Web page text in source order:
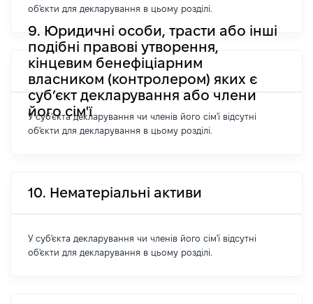
об'єкти для декларування в цьому розділі.
9. Юридичні особи, трасти або інші
подібні правові утворення,
кінцевим бенефіціарним
власником (контролером) яких є
суб’єкт декларування або члени
його сім'ї
У суб'єкта декларування чи членів його сім'ї відсутні
об'єкти для декларування в цьому розділі.
10. Нематеріальні активи
У суб'єкта декларування чи членів його сім'ї відсутні
об'єкти для декларування в цьому розділі.